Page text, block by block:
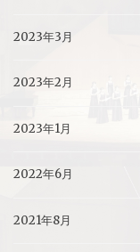
2023年3月
2023年2月
2023年1月
2022年6月
2021年8月